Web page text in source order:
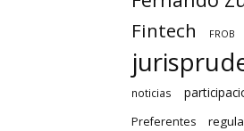
Fintech FROB
noticias
Preferentes